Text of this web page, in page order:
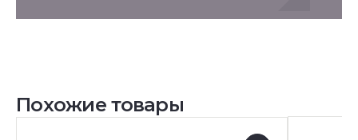
Похожие товары